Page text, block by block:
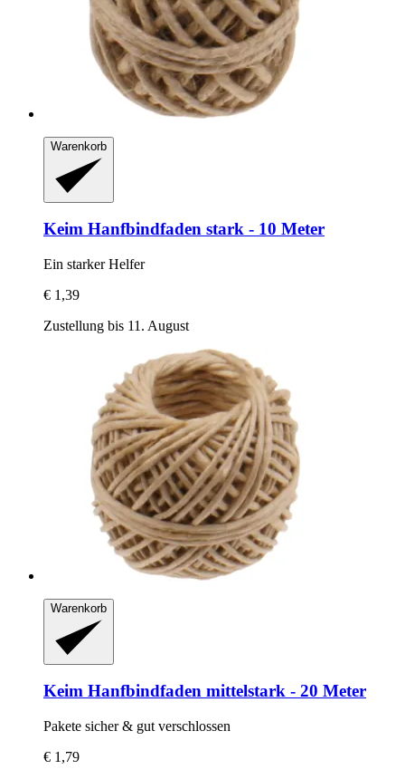
Warenkorb
Keim Hanfbindfaden stark -​ 10 Meter
Ein starker Helfer
€ 1,39
Zustellung bis 11. August
Warenkorb
Keim Hanfbindfaden mittelstark -​ 20 Meter
Pakete sicher & gut verschlossen
€ 1,79